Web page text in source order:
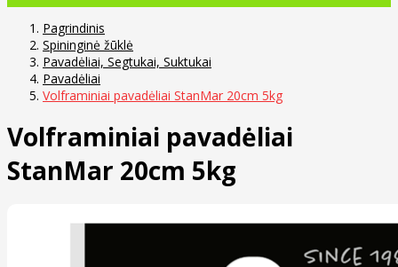
Pagrindinis
Spininginė žūklė
Pavadėliai, Segtukai, Suktukai
Pavadėliai
Volframiniai pavadėliai StanMar 20cm 5kg
Volframiniai pavadėliai
StanMar 20cm 5kg